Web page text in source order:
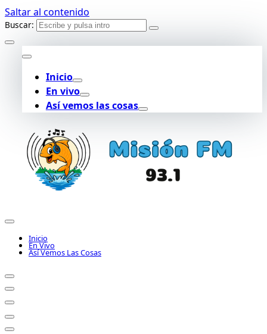
Saltar al contenido
Buscar:
Inicio
En vivo
Así vemos las cosas
Inicio
En Vivo
Así Vemos Las Cosas